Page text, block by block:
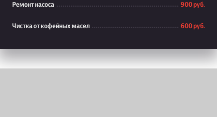
Ремонт насоса 900 руб.
Чистка от кофейных масел 600 руб.